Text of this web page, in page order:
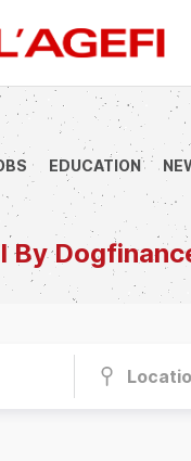
EDUCATION
By
Marchés actions